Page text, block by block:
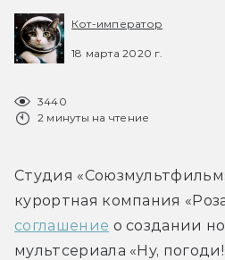
Кот-император
18 марта 2020 г.
3440
2 минуты на чтение
Студия
курортная компания
соглашение о создании
мультсериала «Ну,